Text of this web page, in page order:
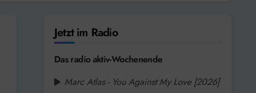
Jetzt im Radio
Das radio aktiv-Wochenende
Marc Atlas - You Against My Love [2026]